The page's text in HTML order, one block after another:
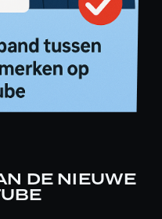
DE NIEUWE